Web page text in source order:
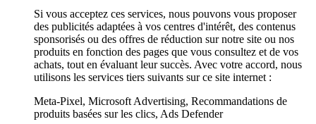
Si vous acceptez ces services, nous pouvons vous proposer
des publicités adaptées à vos centres d'intérêt, des contenus
sponsorisés ou des offres de réduction sur notre site ou nos
produits en fonction des pages que vous consultez et de vos
achats, tout en évaluant leur succès. Avec votre accord, nous
utilisons les services tiers suivants sur ce site internet :
Meta-Pixel, Microsoft Advertising, Recommandations de
produits basées sur les clics, Ads Defender